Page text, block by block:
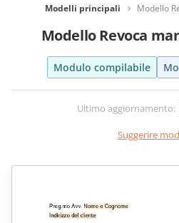
Modelli principali Modello
Modello Revoca
Modulo compilabile
Ultimo aggiornamento:
Suggerire